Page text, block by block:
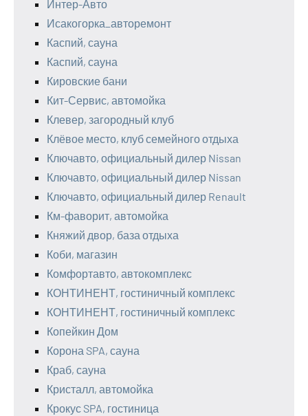
Интер-Авто
Исакогорка_авторемонт
Каспий, сауна
Каспий, сауна
Кировские бани
Кит-Сервис, автомойка
Клевер, загородный клуб
Клёвое место, клуб семейного отдыха
Ключавто, официальный дилер Nissan
Ключавто, официальный дилер Nissan
Ключавто, официальный дилер Renault
Км-фаворит, автомойка
Княжий двор, база отдыха
Коби, магазин
Комфортавто, автокомплекс
КОНТИНЕНТ, гостиничный комплекс
КОНТИНЕНТ, гостиничный комплекс
Копейкин Дом
Корона SPA, сауна
Краб, сауна
Кристалл, автомойка
Крокус SPA, гостиница